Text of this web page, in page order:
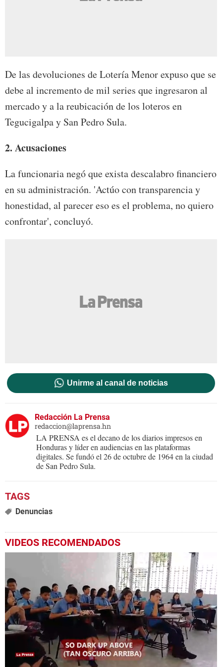
De las devoluciones de Lotería Menor expuso que se
debe al incremento de mil series que ingresaron al
mercado y a la reubicación de los loteros en
Tegucigalpa y San Pedro Sula.
2. Acusaciones
La funcionaria negó que exista descalabro financiero
en su administración. 'Actúo con transparencia y
honestidad, al parecer eso es el problema, no quiero
confrontar', concluyó.
Unirme al canal de noticias
Redacción La Prensa
redaccion@laprensa.hn
LA PRENSA es el decano de los diarios impresos en
Honduras y líder en audiencias en las plataformas
digitales. Se fundó el 26 de octubre de 1964 en la ciudad
de San Pedro Sula.
Denuncias
VIDEOS RECOMENDADOS